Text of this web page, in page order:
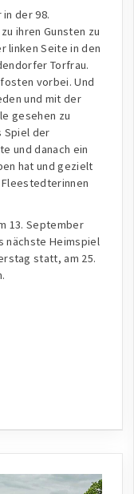
der 98.
ihren Gunsten zu
linken Seite in den
Torfrau.
vorbei. Und
und mit der
gesehen zu
Spiel der
und danach ein
hat und gezielt
13. September
nächste Heimspiel
statt, am 25.